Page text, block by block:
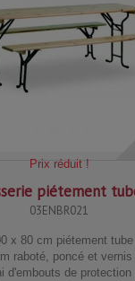
Prix réduit !
piétement
03ENBR021
x 80 cm piétement
raboté, poncé et
d'embouts de